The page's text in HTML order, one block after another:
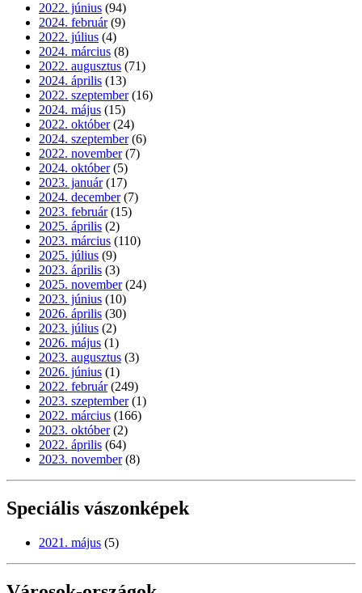
2022. június (94)
2024. február (9)
2022. július (4)
2024. március (8)
2022. augusztus (71)
2024. április (13)
2022. szeptember (16)
2024. május (15)
2022. október (24)
2024. szeptember (6)
2022. november (7)
2024. október (5)
2023. január (17)
2024. december (7)
2023. február (15)
2025. április (2)
2023. március (110)
2025. július (9)
2023. április (3)
2025. november (24)
2023. június (10)
2026. április (30)
2023. július (2)
2026. május (1)
2023. augusztus (3)
2026. június (1)
2022. február (249)
2023. szeptember (1)
2022. március (166)
2023. október (2)
2022. április (64)
2023. november (8)
Speciális vászonképek
2021. május (5)